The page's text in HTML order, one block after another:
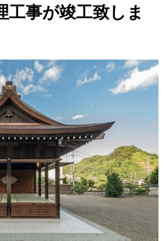
工事が竣工致しま